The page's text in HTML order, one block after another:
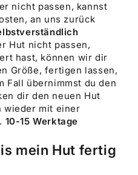
nicht passen, kannst
an uns zurück
Hut nicht passen,
hast, können wir dir
Größe, fertigen lassen,
Fall übernimmst du den
dir den neuen Hut
wieder mit einer
10-15 Werktage
mein Hut fertig